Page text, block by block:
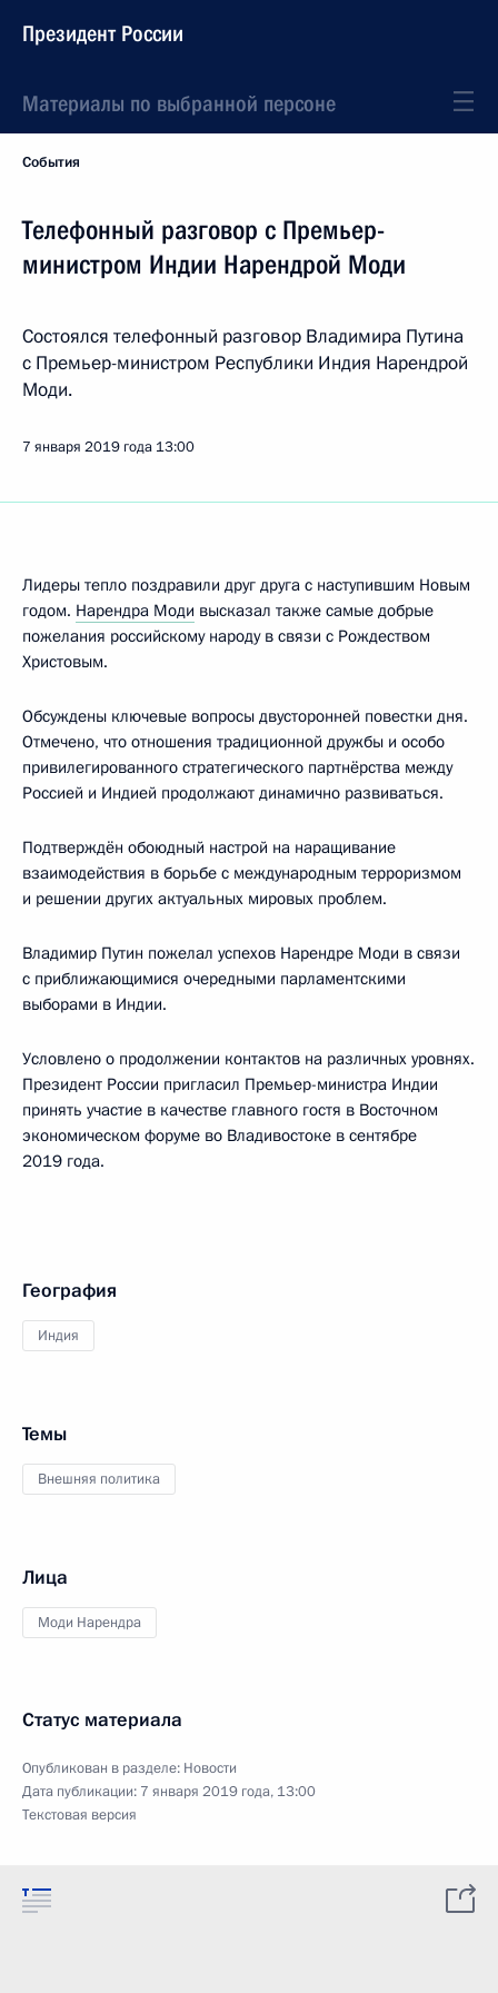
Президент России
Материалы по выбранной персоне
События
Телефонный разговор с Премьер-
министром Индии Нарендрой Моди
Состоялся телефонный разговор Владимира Путина
с Премьер-министром Республики Индия Нарендрой
Моди.
7 января 2019 года 13:00
Лидеры тепло поздравили друг друга с наступившим Новым
годом. Нарендра Моди высказал также самые добрые
пожелания российскому народу в связи с Рождеством
Христовым.
Обсуждены ключевые вопросы двусторонней повестки дня.
Отмечено, что отношения традиционной дружбы и особо
привилегированного стратегического партнёрства между
Россией и Индией продолжают динамично развиваться.
Подтверждён обоюдный настрой на наращивание
взаимодействия в борьбе с международным терроризмом
и решении других актуальных мировых проблем.
Владимир Путин пожелал успехов Нарендре Моди в связи
с приближающимися очередными парламентскими
выборами в Индии.
Условлено о продолжении контактов на различных уровнях.
Президент России пригласил Премьер-министра Индии
принять участие в качестве главного гостя в Восточном
экономическом форуме во Владивостоке в сентябре
2019 года.
География
Индия
Темы
Внешняя политика
Лица
Моди Нарендра
Статус материала
Опубликован в разделе: Новости
Дата публикации: 7 января 2019 года, 13:00
Текстовая версия